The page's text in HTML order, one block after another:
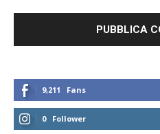
9,211 Fans
0 Follower